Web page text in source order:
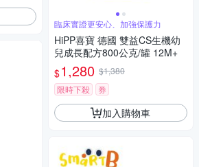
臨床實證更安心、加強保護力
HiPP喜寶 德國 雙益CS生機幼
兒成長配方800公克/罐 12M+
$1,280 $1,380
限時下殺
券
加入購物車